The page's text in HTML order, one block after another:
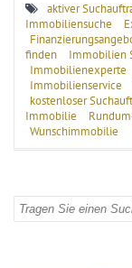
aktiver
Immobiliensuche
finden
Immobilien
Immobilienexperte
Immobilienservice
kostenloser
Immobilie
Wunschimmobilie